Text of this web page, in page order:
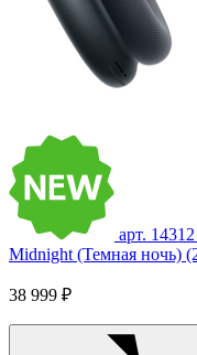
арт. 14312
Midnight (Темная ночь)
38 999 ₽